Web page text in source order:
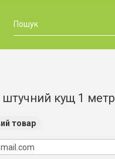
кущ 1 метр
товар